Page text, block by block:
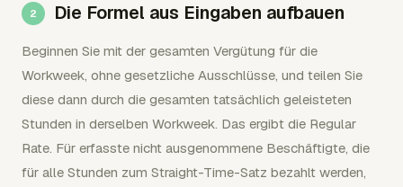
Die Formel aus Eingaben aufbauen
Beginnen Sie mit der gesamten Vergütung für die
Workweek, ohne gesetzliche Ausschlüsse, und teilen Sie
diese dann durch die gesamten tatsächlich geleisteten
Stunden in derselben Workweek. Das ergibt die Regular
Rate. Für erfasste nicht ausgenommene Beschäftigte, die
für alle Stunden zum Straight-Time-Satz bezahlt werden,